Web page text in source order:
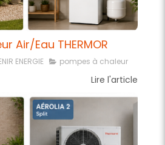
Air/Eau THERMOR
ENERGIE pompes à chaleur
Lire l'article